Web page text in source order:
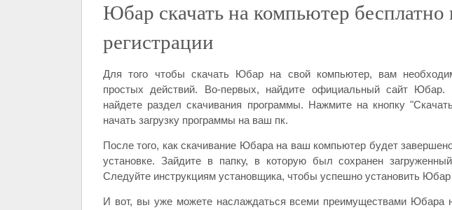
Юбар скачать на компьютер бесплатно
регистрации
Для того чтобы скачать Юбар на свой компьютер, вам
простых действий. Во-первых, найдите официальный сайт
найдете раздел скачивания программы. Нажмите на кнопку
начать загрузку программы на ваш пк.
После того, как скачивание Юбара на ваш компьютер будет
установке. Зайдите в папку, в которую был сохранен
Следуйте инструкциям установщика, чтобы успешно установить
И вот, вы уже можете наслаждаться всеми преимуществами Юбара